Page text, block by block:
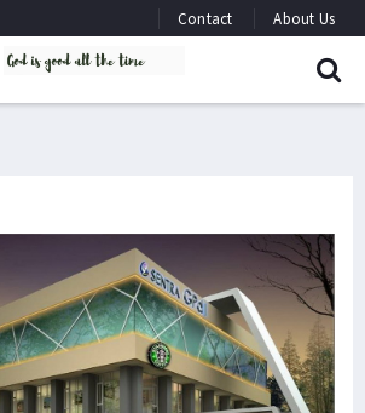
Contact About Us